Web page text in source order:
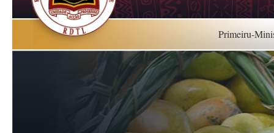
Primeiru-